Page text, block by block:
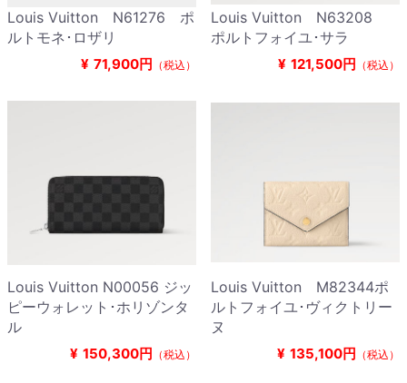
Louis Vuitton N61276 ポ
ルトモネ･ロザリ
¥ 71,900円 （税込）
Louis Vuitton N63208
ポルトフォイユ･サラ
¥ 121,500円 （税込）
Louis Vuitton N00056 ジッ
ピーウォレット･ホリゾンタ
ル
¥ 150,300円 （税込）
Louis Vuitton M82344ポ
ルトフォイユ･ヴィクトリー
ヌ
¥ 135,100円 （税込）